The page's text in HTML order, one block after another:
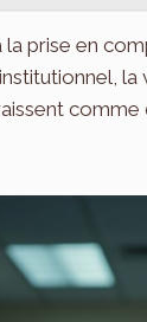
prise en
la